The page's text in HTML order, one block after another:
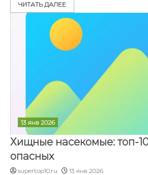
ЧИТАТЬ ДАЛЕЕ
13 янв 2026
Хищные насекомые: топ-
опасных
supertop10.ru 13 янв 2026